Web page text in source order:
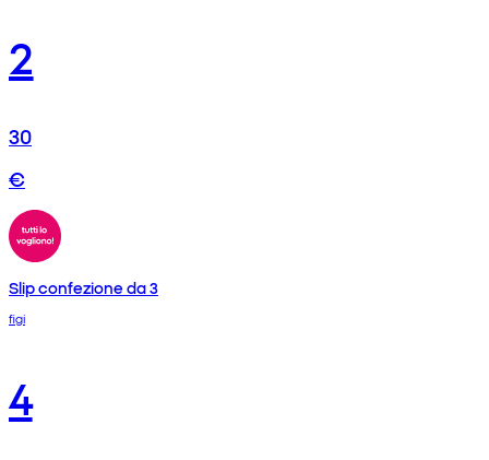
2
30
€
Slip confezione da 3
figi
4